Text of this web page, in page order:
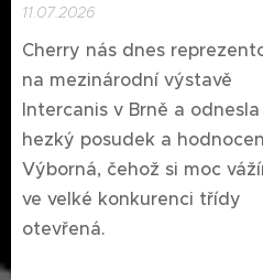
11.07.2026
Cherry nás dnes
na mezinárodní výstavě
Intercanis v Brně a odnesla
hezký posudek a
Výborná, čehož si moc
ve velké konkurenci třídy
otevřená. 🥰